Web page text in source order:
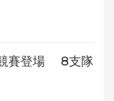
賽登場 8支隊